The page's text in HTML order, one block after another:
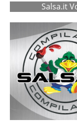
Salsa.it